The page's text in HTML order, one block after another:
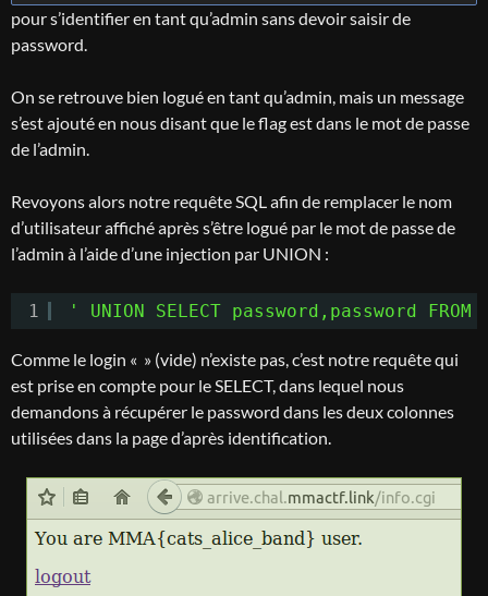
pour s’identifier en tant qu’admin sans devoir saisir de
password.
On se retrouve bien logué en tant qu’admin, mais un message
s’est ajouté en nous disant que le flag est dans le mot de passe
de l’admin.
Revoyons alors notre requête SQL afin de remplacer le nom
d’utilisateur affiché après s’être logué par le mot de passe de
l’admin à l’aide d’une injection par UNION :
1 ' UNION SELECT password,password
Comme le login « » (vide) n’existe pas, c’est notre requête qui
est prise en compte pour le SELECT, dans lequel nous
demandons à récupérer le password dans les deux colonnes
utilisées dans la page d’après identification.